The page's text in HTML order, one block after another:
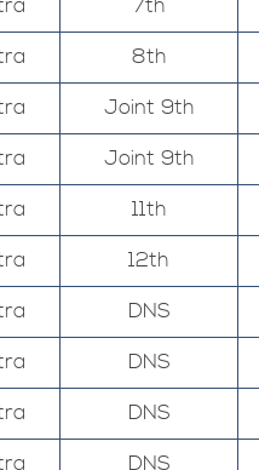
7th
8th
Joint 9th
Joint 9th
11th
12th
DNS
DNS
DNS
DNS